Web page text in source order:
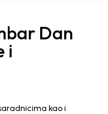
Dan
i
kao i